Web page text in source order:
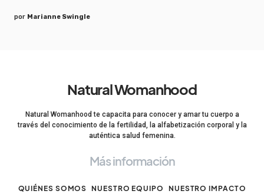
por Marianne Swingle
Natural Womanhood
Natural Womanhood te capacita para conocer y amar tu cuerpo a
través del conocimiento de la fertilidad, la alfabetización corporal y la
auténtica salud femenina.
Más información
QUIÉNES SOMOS NUESTRO EQUIPO
NUESTRO IMPACTO